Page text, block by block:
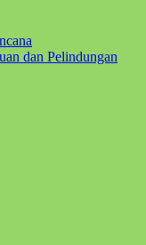
dan Pelindungan